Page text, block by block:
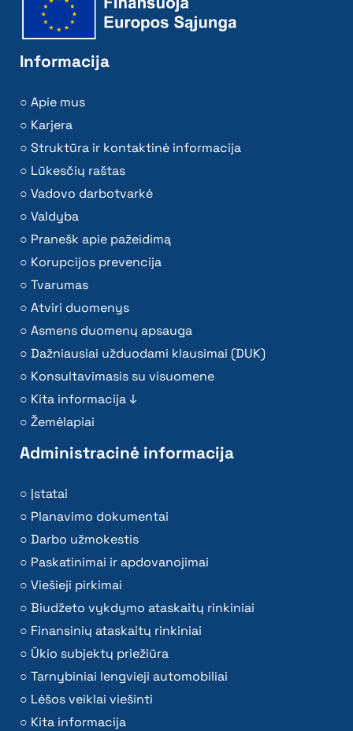
Informacija
Apie mus
Karjera
Struktūra ir kontaktinė informacija
Lūkesčių raštas
Vadovo darbotvarkė
Valdyba
Pranešk apie pažeidimą
Korupcijos prevencija
Tvarumas
Atviri duomenys
Asmens duomenų apsauga
Dažniausiai užduodami klausimai (DUK)
Konsultavimasis su visuomene
Kita informacija ↓
Žemėlapiai
Administracinė informacija
Įstatai
Planavimo dokumentai
Darbo užmokestis
Paskatinimai ir apdovanojimai
Viešieji pirkimai
Biudžeto vykdymo ataskaitų rinkiniai
Finansinių ataskaitų rinkiniai
Ūkio subjektų priežiūra
Tarnybiniai lengvieji automobiliai
Lėšos veiklai viešinti
Kita informacija